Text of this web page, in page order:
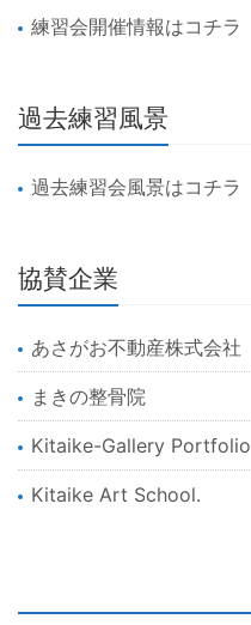
練習会開催情報はコチラ
過去練習風景
過去練習会風景はコチラ
協賛企業
あさがお不動産株式会社
まきの整骨院
Kitaike-Gallery Portfolio
Kitaike Art School.